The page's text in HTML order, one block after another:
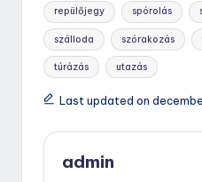
repülőjegy spórolás
szálloda szórakozás
túrázás utazás
Last updated on
admin